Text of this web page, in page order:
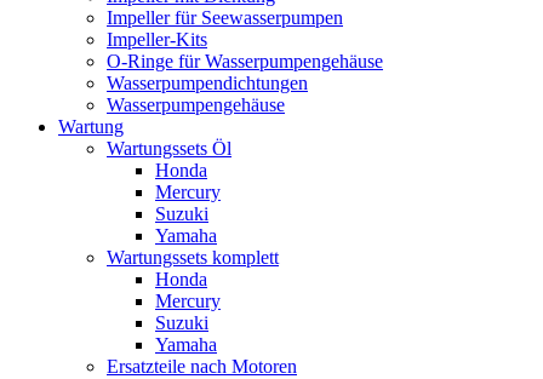
Impeller für Seewasserpumpen
Impeller-Kits
O-Ringe für Wasserpumpengehäuse
Wasserpumpendichtungen
Wasserpumpengehäuse
Wartung
Wartungssets Öl
Honda
Mercury
Suzuki
Yamaha
Wartungssets komplett
Honda
Mercury
Suzuki
Yamaha
Ersatzteile nach Motoren